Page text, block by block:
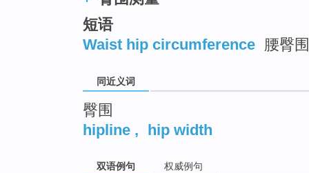
短语
Waist hip circumference 腰臀围
同近义词
臀围
hipline , hip width
双语例句 权威例句